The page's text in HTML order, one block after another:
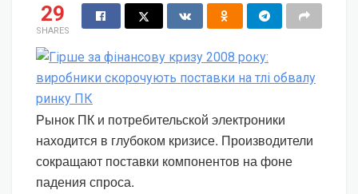
29
SHARES
Рынок ПК и потребительской электроники
находится в глубоком кризисе. Производители
сокращают поставки компонентов на фоне
падения спроса.